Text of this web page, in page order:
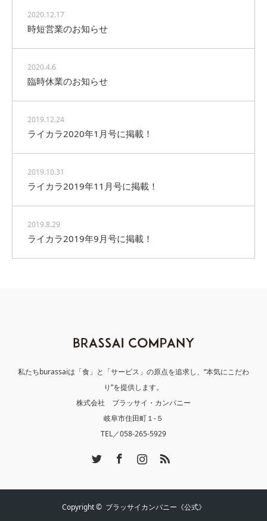
2020.12.17
時短営業のお知らせ
2020.4.6
臨時休業のお知らせ
2019.12.24
ライカラ2020年1月号に掲載！
2019.10.31
ライカラ2019年11月号に掲載！
2019.8.29
ライカラ2019年9月号に掲載！
私たちburassaiは「食」と「サービス」の原点を追求し、“本気にこだわ
り”を提供します。
株式会社 ブラッサイ・カンパニー
岐阜市住田町１-５
TEL／058-265-5929
Copyright © ブラッサイカンパニー《公式》